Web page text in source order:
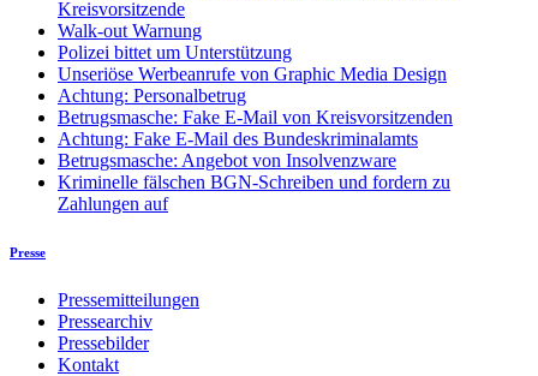
Kreisvorsitzende
Walk-out Warnung
Polizei bittet um Unterstützung
Unseriöse Werbeanrufe von Graphic Media Design
Achtung: Personalbetrug
Betrugsmasche: Fake E-Mail von Kreisvorsitzenden
Achtung: Fake E-Mail des Bundeskriminalamts
Betrugsmasche: Angebot von Insolvenzware
Kriminelle fälschen BGN-Schreiben und fordern zu
Zahlungen auf
Presse
Pressemitteilungen
Pressearchiv
Pressebilder
Kontakt